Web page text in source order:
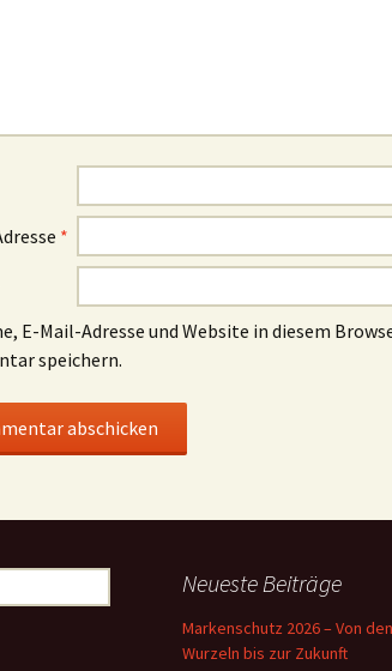
*
E-Mail-Adresse und Website in diesem
speichern.
Neueste Beiträge
Markenschutz 2026 – Von den
Wurzeln bis zur Zukunft